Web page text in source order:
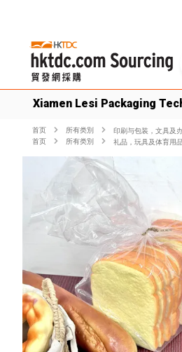
Xiamen Lesi Packaging
首页 所有类別 印刷与包装，文具及
首页
所有类別 礼品，玩具及体育用